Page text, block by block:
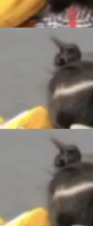
纠结
rust-
负责查
自我
过
官方更
扩
和直
器 AP
8T
+ 3T
着 #
热搜——
操
10.1
PINE
，包
销平
业开
域的
期经
系